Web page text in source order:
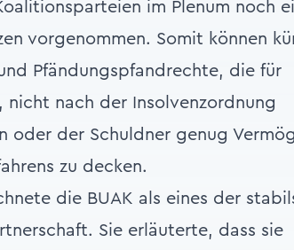
im Plenum noch
vorgenommen. Somit können
Pfändungspfandrechte, die für
nach der Insolvenzordnung
oder der Schuldner genug
zu decken.
die BUAK als eines der
Sie erläuterte, dass sie